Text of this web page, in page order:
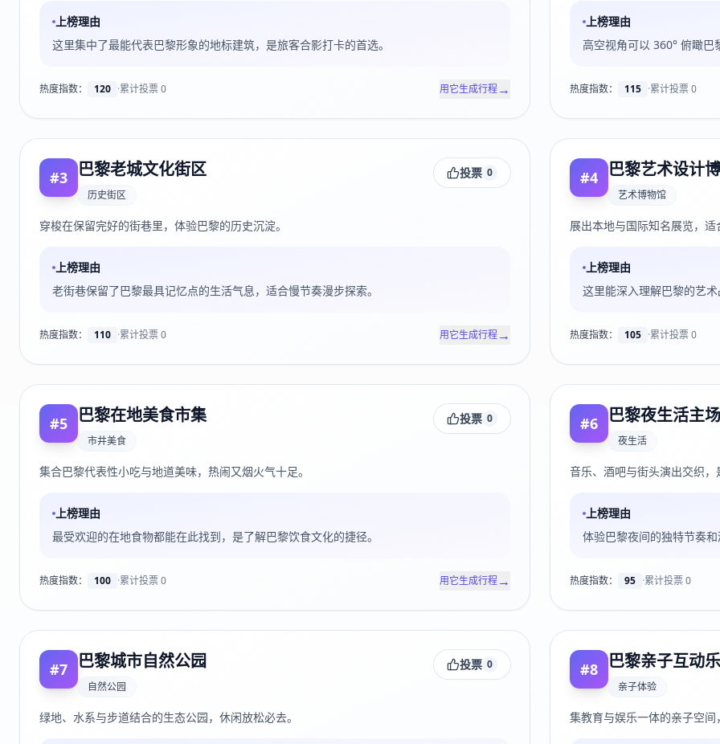
上榜理由
这里集中了最能代表巴黎形象的地标建筑，是旅客合影打卡的首选。
热度指数： 120 ·累计投票0 用它生成行程→
上榜理由
高空视角可以 360° 俯瞰
热度指数： 115 ·累计投票0
#3 巴黎老城文化街区
历史街区
投票 0
穿梭在保留完好的街巷里，体验巴黎的历史沉淀。
上榜理由
老街巷保留了巴黎最具记忆点的生活气息，适合慢节奏漫步探索。
热度指数： 110 ·累计投票0 用它生成行程→
#4 巴黎艺术设计
艺术博物馆
展出本地与国际知名展览，
上榜理由
这里能深入理解巴黎的艺
热度指数： 105 ·累计投票0
#5 巴黎在地美食市集
市井美食
投票 0
集合巴黎代表性小吃与地道美味，热闹又烟火气十足。
上榜理由
最受欢迎的在地食物都能在此找到，是了解巴黎饮食文化的捷径。
热度指数： 100 ·累计投票0 用它生成行程→
#6 巴黎夜生活主场
夜生活
音乐、酒吧与街头演出交织
上榜理由
体验巴黎夜间的独特节奏
热度指数： 95 ·累计投票0
#7 巴黎城市自然公园
自然公园
投票 0
绿地、水系与步道结合的生态公园，休闲放松必去。
#8 巴黎亲子互动
亲子体验
集教育与娱乐一体的亲子空